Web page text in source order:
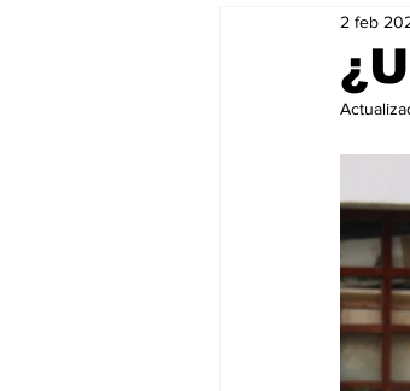
Actualidad
Consulta Externa
Especiales
2 feb